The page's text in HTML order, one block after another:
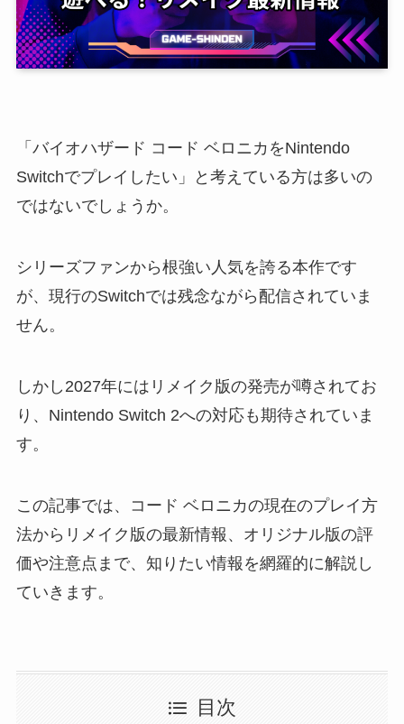
「バイオハザード コード ベロニカをNintendo
Switchでプレイしたい」と考えている方は多いの
ではないでしょうか。
シリーズファンから根強い人気を誇る本作です
が、現行のSwitchでは残念ながら配信されていま
せん。
しかし2027年にはリメイク版の発売が噂されてお
り、Nintendo Switch 2への対応も期待されていま
す。
この記事では、コード ベロニカの現在のプレイ方
法からリメイク版の最新情報、オリジナル版の評
価や注意点まで、知りたい情報を網羅的に解説し
ていきます。
目次